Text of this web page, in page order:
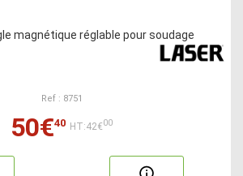
magnétique réglable pour soudage
Ref : 8751
50€40 HT:42€00